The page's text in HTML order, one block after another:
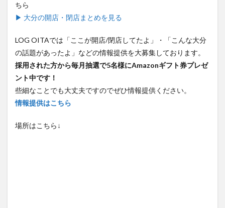
ちら
▶ 大分の開店・閉店まとめを見る
LOG OITAでは「ここが開店/閉店してたよ」・「こんな大分
の話題があったよ」などの情報提供を大募集しております。
採用された方から毎月抽選で5名様にAmazonギフト券プレゼ
ント中です！
些細なことでも大丈夫ですのでぜひ情報提供ください。
情報提供はこちら
場所はこちら↓